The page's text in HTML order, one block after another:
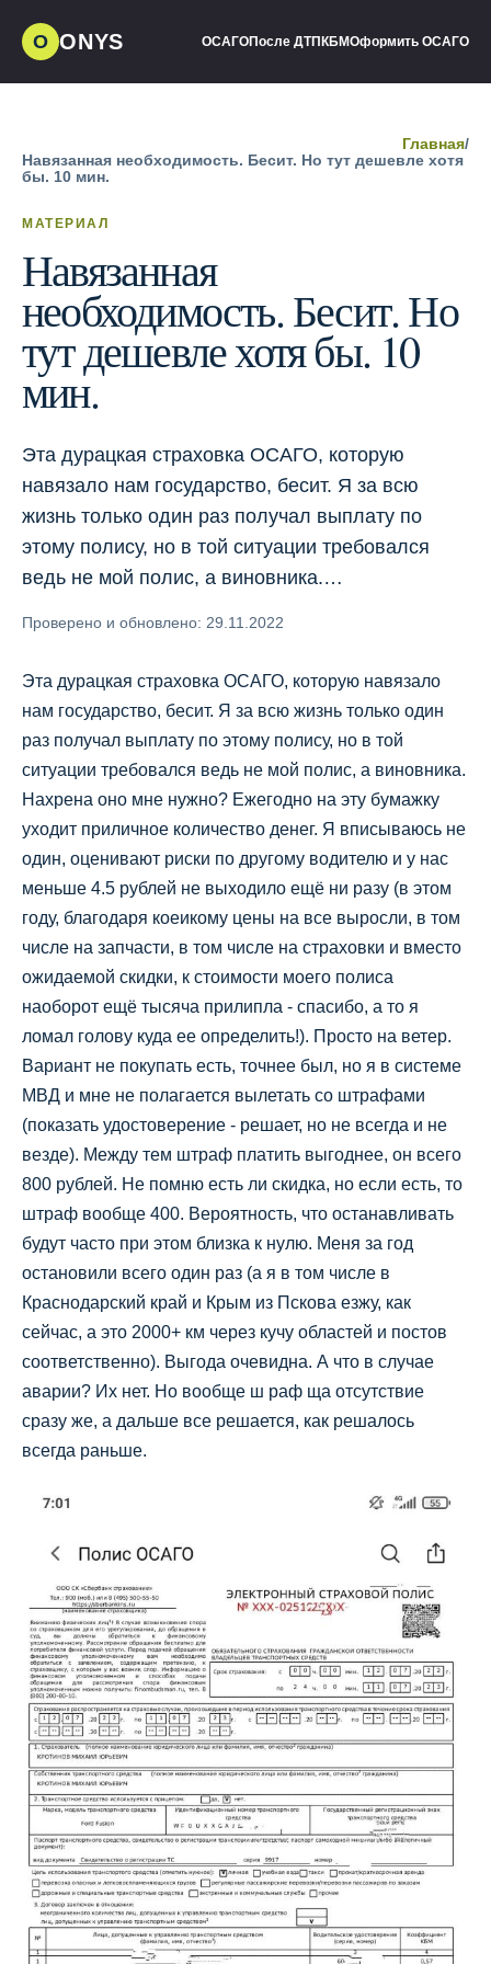
О ONYS ОСАГОПосле ДТП КБМОформить ОСАГО
Главная/
Навязанная необходимость. Бесит. Но тут дешевле хотя
бы. 10 мин.
МАТЕРИАЛ
Навязанная
необходимость. Бесит. Но
тут дешевле хотя бы. 10
мин.
Эта дурацкая страховка ОСАГО, которую
навязало нам государство, бесит. Я за всю
жизнь только один раз получал выплату по
этому полису, но в той ситуации требовался
ведь не мой полис, а виновника.…
Проверено и обновлено: 29.11.2022
Эта дурацкая страховка ОСАГО, которую навязало
нам государство, бесит. Я за всю жизнь только один
раз получал выплату по этому полису, но в той
ситуации требовался ведь не мой полис, а виновника.
Нахрена оно мне нужно? Ежегодно на эту бумажку
уходит приличное количество денег. Я вписываюсь не
один, оценивают риски по другому водителю и у нас
меньше 4.5 рублей не выходило ещё ни разу (в этом
году, благодаря коеикому цены на все выросли, в том
числе на запчасти, в том числе на страховки и вместо
ожидаемой скидки, к стоимости моего полиса
наоборот ещё тысяча прилипла - спасибо, а то я
ломал голову куда ее определить!). Просто на ветер.
Вариант не покупать есть, точнее был, но я в системе
МВД и мне не полагается вылетать со штрафами
(показать удостоверение - решает, но не всегда и не
везде). Между тем штраф платить выгоднее, он всего
800 рублей. Не помню есть ли скидка, но если есть, то
штраф вообще 400. Вероятность, что останавливать
будут часто при этом близка к нулю. Меня за год
остановили всего один раз (а я в том числе в
Краснодарский край и Крым из Пскова езжу, как
сейчас, а это 2000+ км через кучу областей и постов
соответственно). Выгода очевидна. А что в случае
аварии? Их нет. Но вообще ш раф ща отсутствие
сразу же, а дальше все решается, как решалось
всегда раньше.